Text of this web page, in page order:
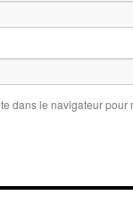
dans le navigateur